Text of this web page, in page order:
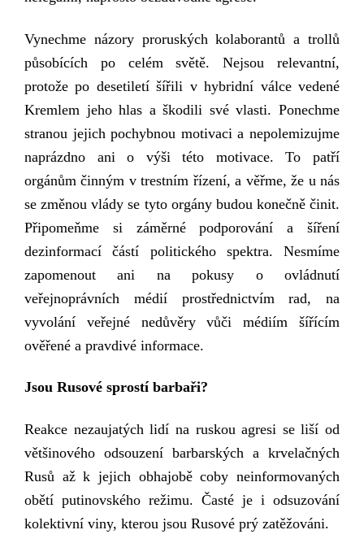
Vynechme názory proruských kolaborantů a trollů
působících po celém světě.Nejsou relevantní,
protožepo desetiletíšířili vhybridní válce vedené
Kremlem jehohlas a škodili své vlasti.Ponechme
stranou jejich pochybnou motivaci a nepolemizujme
naprázdno ani o výši této motivace. To patří
orgánům činným v trestním řízení, a věřme, že u nás
se změnou vlády se tyto orgány budou konečně činit.
Připomeňme si záměrné podporování a šíření
dezinformací částí politického spektra. Nesmíme
zapomenout ani na pokusy o ovládnutí
veřejnoprávních médií prostřednictvím rad, na
vyvolání veřejné nedůvěry vůči médiím šířícím
ověřené a pravdivé informace.
Jsou Rusové sprostí barbaři?
Reakce nezaujatých lidí na ruskou agresi se liší od
většinového odsouzení barbarských a krvelačných
Rusů až k jejich obhajobě coby neinformovaných
obětí putinovského režimu. Časté je i odsuzování
kolektivní viny, kterou jsou Rusové prý zatěžováni.